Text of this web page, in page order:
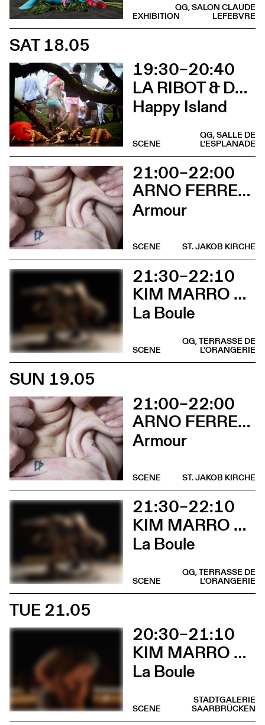
QG, SALON CLAUDE
LEFEBVRE
EXHIBITION
SAT 18.05
19:30–20:40
LA RIBOT & DANÇANDO COM A DIFERENÇA
Happy Island
QG, SALLE DE
L’ESPLANADE
SCENE
21:00–22:00
ARNO FERRERA & GILLES POLET
Armour
ST. JAKOB KIRCHE
SCENE
21:30–22:10
KIM MARRO & LIAM LELARGE
La Boule
QG, TERRASSE DE
L’ORANGERIE
SCENE
SUN 19.05
21:00–22:00
ARNO FERRERA & GILLES POLET
Armour
ST. JAKOB KIRCHE
SCENE
21:30–22:10
KIM MARRO & LIAM LELARGE
La Boule
QG, TERRASSE DE
L’ORANGERIE
SCENE
TUE 21.05
20:30–21:10
KIM MARRO & LIAM LELARGE
La Boule
STADTGALERIE
SAARBRÜCKEN
SCENE